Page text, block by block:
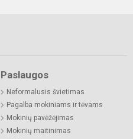
Paslaugos
Neformalusis švietimas
Pagalba mokiniams ir tėvams
Mokinių pavėžėjimas
Mokinių maitinimas